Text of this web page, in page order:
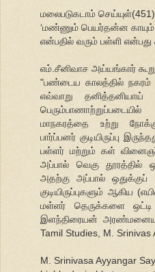
மலைபடுகடாம் செய்யுள்(451)
‘மண்ணும் பெயர்தன்ன காயும்
என்பதில் வரும் பள்ளி என்பது
எம்.சீனிவாச அய்யங்கார்
"பண்டைய காலத்தில் நகரம்
எவ்வாறு தனித்தனியாய்
மாநகரத்தை உற்று
பார்ப்பனர் குடியிருப்பு
பள்ளர் மற்றும் கள்
அப்பால் வெகு தூரத்தில்
அதற்கு அப்பால் ஒதுக்குப்
குடியிருப்புகளும் ஆகிய
மள்ளர் தெருக்களை
இளந்திரையன்
Tamil Studies, M. Srinivas
M. Srinivasa Ayyangar